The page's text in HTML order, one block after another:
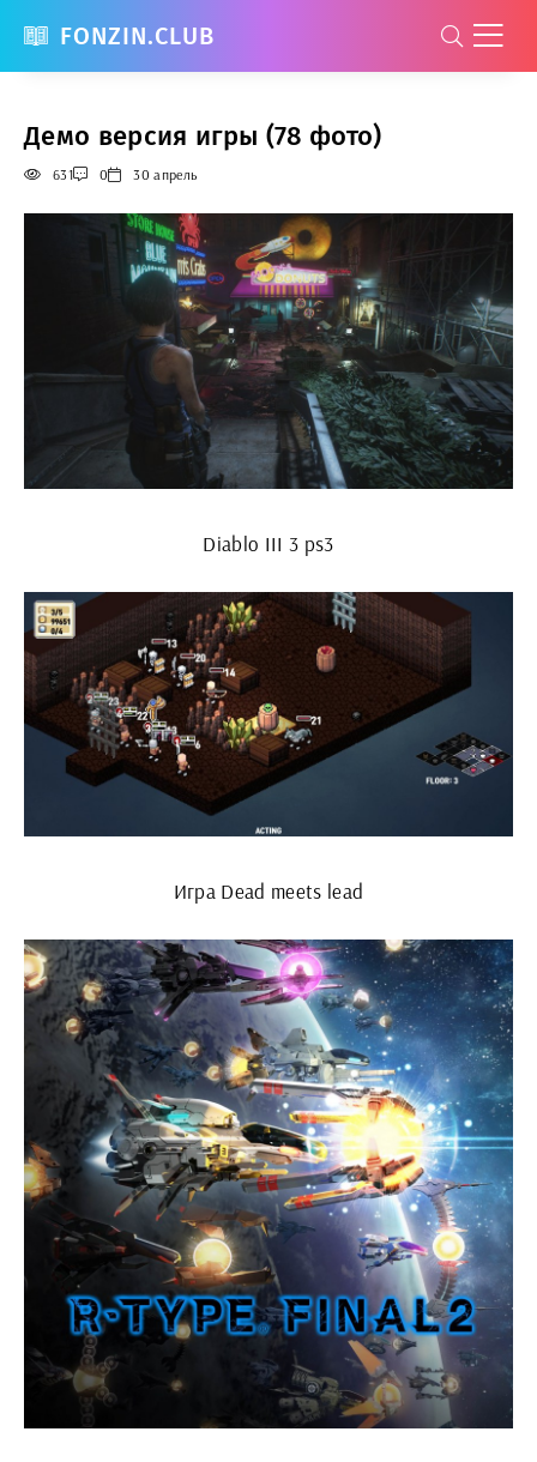
FONZIN.CLUB
Демо версия игры (78 фото)
631 0 30 апрель
Diablo III 3 ps3
Игра Dead meets lead